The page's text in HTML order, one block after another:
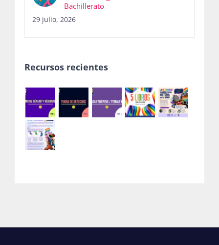
Bachillerato
29 julio, 2026
Recursos recientes